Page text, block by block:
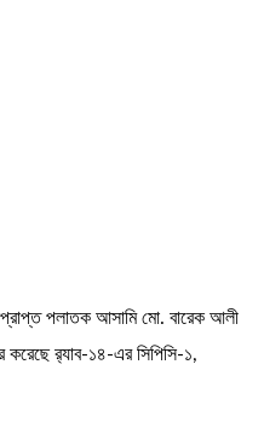
পলাতক আসামি মো. বারেক আলী
করেছে র‌্যাব-১৪-এর সিপিসি-১,